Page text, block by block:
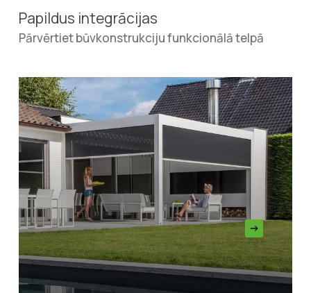
Papildus integrācijas
Pārvērtiet būvkonstrukciju funkcionālā telpā